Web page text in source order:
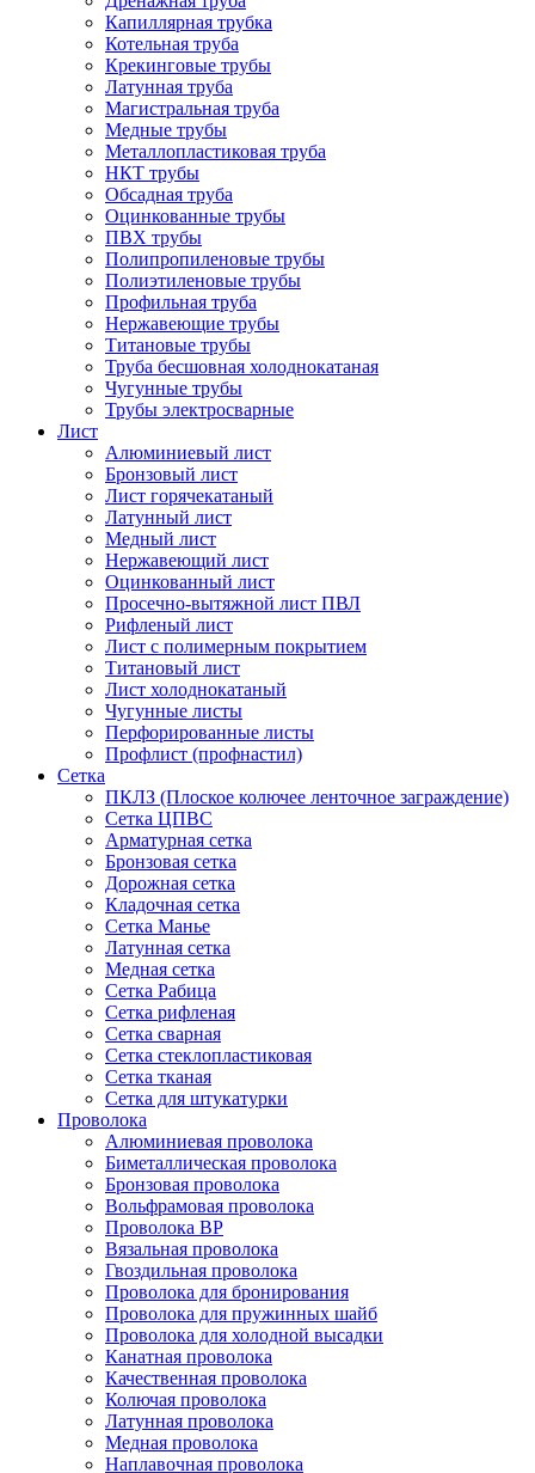
Капиллярная трубка
Котельная труба
Крекинговые трубы
Латунная труба
Магистральная труба
Медные трубы
Металлопластиковая труба
НКТ трубы
Обсадная труба
Оцинкованные трубы
ПВХ трубы
Полипропиленовые трубы
Полиэтиленовые трубы
Профильная труба
Нержавеющие трубы
Титановые трубы
Труба бесшовная холоднокатаная
Чугунные трубы
Трубы электросварные
Лист
Алюминиевый лист
Бронзовый лист
Лист горячекатаный
Латунный лист
Медный лист
Нержавеющий лист
Оцинкованный лист
Просечно-вытяжной лист ПВЛ
Рифленый лист
Лист с полимерным покрытием
Титановый лист
Лист холоднокатаный
Чугунные листы
Перфорированные листы
Профлист (профнастил)
Сетка
ПКЛЗ (Плоское колючее ленточное заграждение)
Сетка ЦПВС
Арматурная сетка
Бронзовая сетка
Дорожная сетка
Кладочная сетка
Сетка Манье
Латунная сетка
Медная сетка
Сетка Рабица
Сетка рифленая
Сетка сварная
Сетка стеклопластиковая
Сетка тканая
Сетка для штукатурки
Проволока
Алюминиевая проволока
Биметаллическая проволока
Бронзовая проволока
Вольфрамовая проволока
Проволока ВР
Вязальная проволока
Гвоздильная проволока
Проволока для бронирования
Проволока для пружинных шайб
Проволока для холодной высадки
Канатная проволока
Качественная проволока
Колючая проволока
Латунная проволока
Медная проволока
Наплавочная проволока